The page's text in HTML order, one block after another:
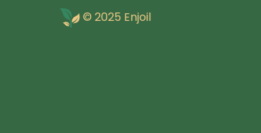
© 2025 Enjoil